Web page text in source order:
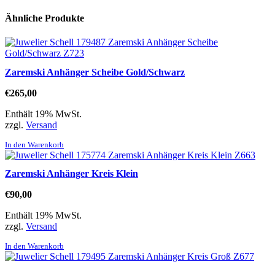
Ähnliche Produkte
Zaremski Anhänger Scheibe Gold/Schwarz
€265,00
Enthält 19% MwSt.
zzgl. Versand
In den Warenkorb
Zaremski Anhänger Kreis Klein
€90,00
Enthält 19% MwSt.
zzgl. Versand
In den Warenkorb